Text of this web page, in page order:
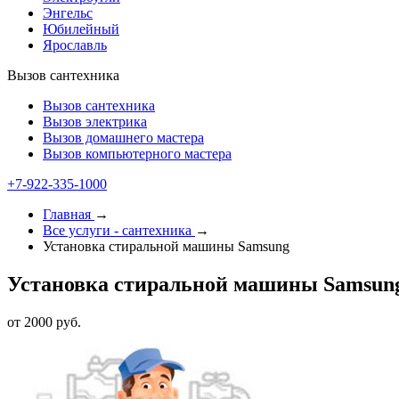
Энгельс
Юбилейный
Ярославль
Вызов сантехника
Вызов сантехника
Вызов электрика
Вызов домашнего мастера
Вызов компьютерного мастера
+7-922-335-1000
Главная →
Все услуги - cантехника →
Установка стиральной машины Samsung
Установка стиральной машины
от 2000 руб.